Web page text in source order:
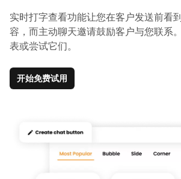
实时打字查看功能让您在客户发送前看
容，而主动聊天邀请鼓励客户与您联系
表或尝试它们。
开始免费试用